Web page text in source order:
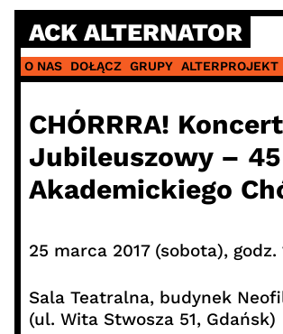
Skip
content
ACK ALTERNATOR
O NAS DOŁĄCZ GRUPY ALTERPROJEKT
CHÓRRRA! Koncert
Jubileuszowy –
Akademickiego
25 marca 2017 (sobota), godz.
Sala Teatralna, budynek
(ul. Wita Stwosza 51, Gdańsk)